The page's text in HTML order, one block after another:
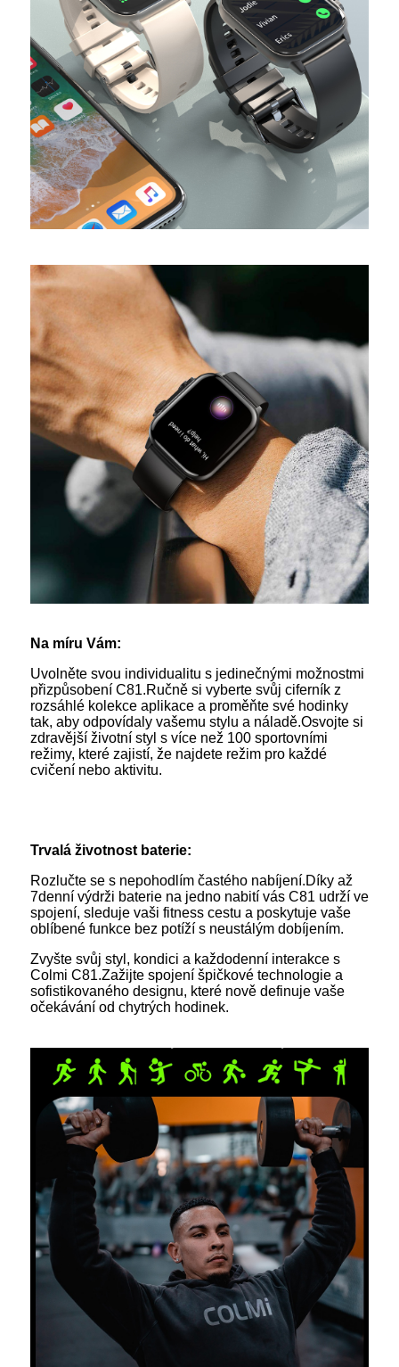
Na míru Vám:
Uvolněte svou individualitu s jedinečnými možnostmi
přizpůsobení C81.Ručně si vyberte svůj ciferník z
rozsáhlé kolekce aplikace a proměňte své hodinky
tak, aby odpovídaly vašemu stylu a náladě.Osvojte si
zdravější životní styl s více než 100 sportovními
režimy, které zajistí, že najdete režim pro každé
cvičení nebo aktivitu.
Trvalá životnost baterie:
Rozlučte se s nepohodlím častého nabíjení.Díky až
7denní výdrži baterie na jedno nabití vás C81 udrží ve
spojení, sleduje vaši fitness cestu a poskytuje vaše
oblíbené funkce bez potíží s neustálým dobíjením.
Zvyšte svůj styl, kondici a každodenní interakce s
Colmi C81.Zažijte spojení špičkové technologie a
sofistikovaného designu, které nově definuje vaše
očekávání od chytrých hodinek.